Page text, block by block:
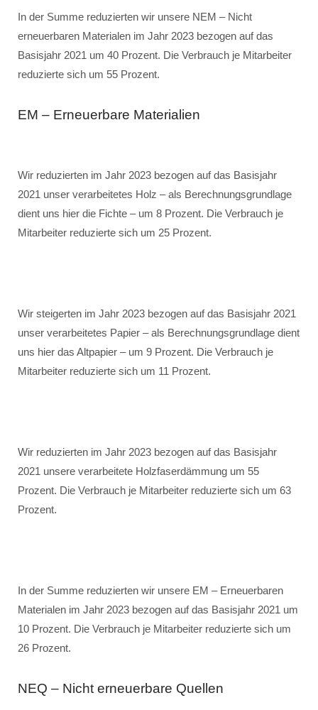
In der Summe reduzierten wir unsere NEM – Nicht
erneuerbaren Materialen im Jahr 2023 bezogen auf das
Basisjahr 2021 um 40 Prozent. Die Verbrauch je Mitarbeiter
reduzierte sich um 55 Prozent.
EM – Erneuerbare Materialien
Wir reduzierten im Jahr 2023 bezogen auf das Basisjahr
2021 unser verarbeitetes Holz – als Berechnungsgrundlage
dient uns hier die Fichte – um 8 Prozent. Die Verbrauch je
Mitarbeiter reduzierte sich um 25 Prozent.
Wir steigerten im Jahr 2023 bezogen auf das Basisjahr 2021
unser verarbeitetes Papier – als Berechnungsgrundlage dient
uns hier das Altpapier – um 9 Prozent. Die Verbrauch je
Mitarbeiter reduzierte sich um 11 Prozent.
Wir reduzierten im Jahr 2023 bezogen auf das Basisjahr
2021 unsere verarbeitete Holzfaserdämmung um 55
Prozent. Die Verbrauch je Mitarbeiter reduzierte sich um 63
Prozent.
In der Summe reduzierten wir unsere EM – Erneuerbaren
Materialen im Jahr 2023 bezogen auf das Basisjahr 2021 um
10 Prozent. Die Verbrauch je Mitarbeiter reduzierte sich um
26 Prozent.
NEQ – Nicht erneuerbare Quellen